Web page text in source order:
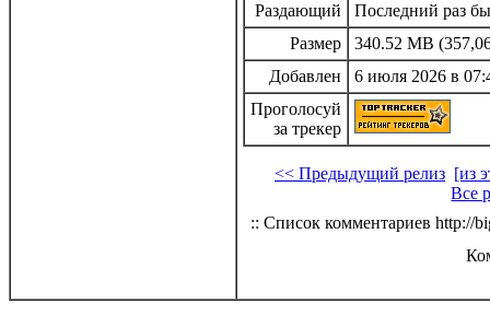
Раздающий
Последний раз
Размер
340.52 MB
Добавлен
6 июля 2026 в
Проголосуй
за трекер
<< Предыдущий релиз [из
Все
:: Список комментариев http://